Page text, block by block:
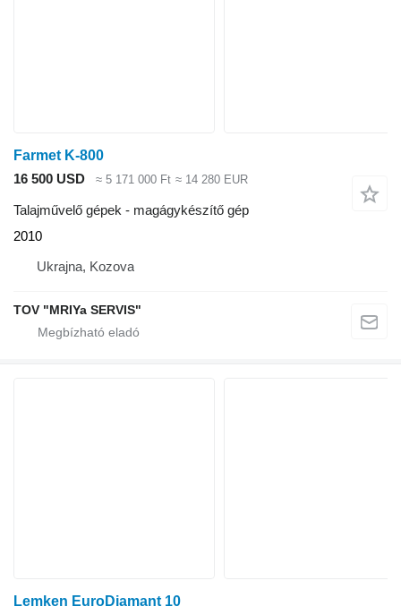
Farmet K-800
16 500 USD
≈ 5 171 000 Ft ≈ 14 280 EUR
Talajművelő gépek - magágykészítő gép
2010
Ukrajna, Kozova
TOV "MRIYa SERVIS"
Lemken EuroDiamant 10